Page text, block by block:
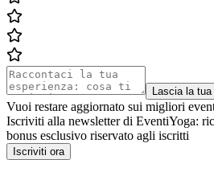
Lascia la
Vuoi restare aggiornato sui migliori
Iscriviti alla newsletter di EventiYoga:
bonus esclusivo riservato agli iscritti
Iscriviti ora